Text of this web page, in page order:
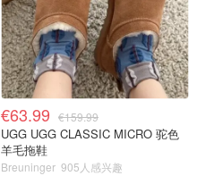
€63.99 €159.99
UGG UGG CLASSIC MICRO 驼色
羊毛拖鞋
Breuninger 905人感兴趣